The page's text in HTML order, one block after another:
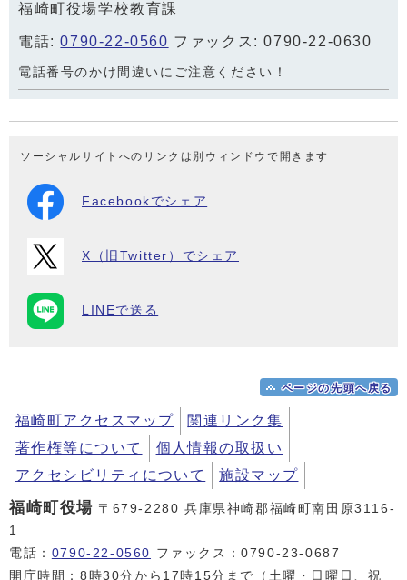
福崎町役場学校教育課
電話:0790-22-0560 ファックス: 0790-22-0630
電話番号のかけ間違いにご注意ください！
ソーシャルサイトへのリンクは別ウィンドウで開きます
Facebookでシェア
X（旧Twitter）でシェア
LINEで送る
ページの先頭へ戻る
福崎町アクセスマップ
関連リンク集
著作権等について
個人情報の取扱い
アクセシビリティについて
施設マップ
福崎町役場 〒679-2280 兵庫県神崎郡福崎町南田原3116-
1
電話： 0790-22-0560 ファックス：0790-23-0687
開庁時間：8時30分から17時15分まで（土曜・日曜日、祝